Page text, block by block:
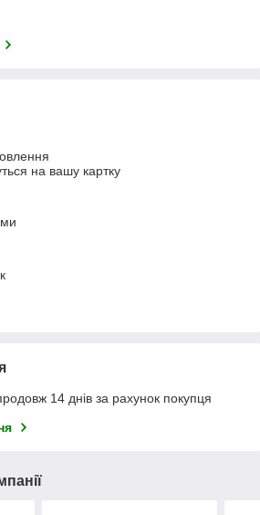
на вашу картку
14 днів за рахунок покупця